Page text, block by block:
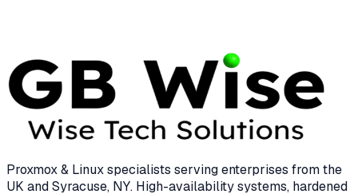
Proxmox & Linux specialists serving enterprises from the
UK and Syracuse, NY. High-availability systems, hardened